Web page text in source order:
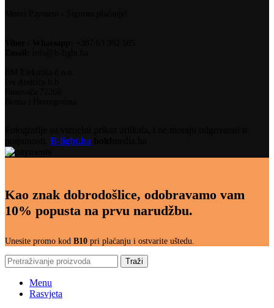
B-light.ba
Kao znak dobrodošlice, odobravamo vam
10% popusta na prvu narudžbu.
Unesite promo kod B10 pri plaćanju i ostvarite uštedu.
Traži
Menu
Rasvjeta